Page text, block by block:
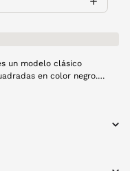
un modelo clásico
en color negro.
esta temporada.